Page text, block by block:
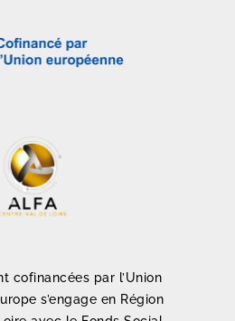
cofinancées par l’Union
s’engage en Région